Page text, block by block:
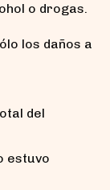
o drogas.
los daños a
del
estuvo